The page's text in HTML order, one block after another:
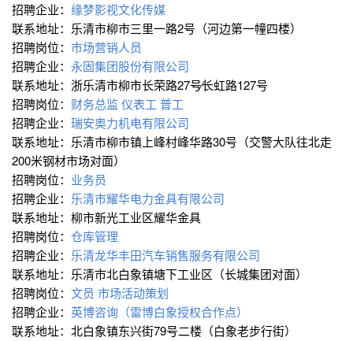
招聘企业： 缘梦影视文化传媒
联系地址：乐清市柳市三里一路2号（河边第一幢四楼）
招聘岗位： 市场营销人员
招聘企业： 永固集团股份有限公司
联系地址：浙乐清市柳市长荣路27号∕长虹路127号
招聘岗位： 财务总监仪表工 普工
招聘企业： 瑞安奥力机电有限公司
联系地址：乐清市柳市镇上峰村峰华路30号（交警大队往北走
200米钢材市场对面）
招聘岗位： 业务员
招聘企业： 乐清市耀华电力金具有限公司
联系地址：柳市新光工业区耀华金具
招聘岗位： 仓库管理
招聘企业： 乐清龙华丰田汽车销售服务有限公司
联系地址：乐清市北白象镇塘下工业区（长城集团对面）
招聘岗位： 文员 市场活动策划
招聘企业： 英博咨询（雷博白象授权合作点）
联系地址：北白象镇东兴街79号二楼（白象老步行街）